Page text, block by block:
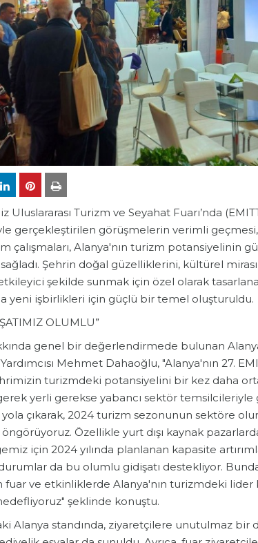
Uluslararası Turizm ve Seyahat Fuarı’nda
gerçekleştirilen görüşmelerin verimli
çalışmaları, Alanya'nın turizm potansiyelinin
Şehrin doğal güzelliklerini, kültürel
etkileyici şekilde sunmak için özel olarak
yeni işbirlikleri için güçlü bir temel oluşturuldu.
OLUMLU”
genel bir değerlendirmede bulunan
Mehmet Dahaoğlu, "Alanya'nın 27.
turizmdeki potansiyelini bir kez daha
yerli gerekse yabancı sektör
çıkarak, 2024 turizm sezonunun sektöre
öngörüyoruz. Özellikle yurt dışı kaynak
için 2024 yılında planlanan kapasite
da bu olumlu gidişatı destekliyor.
fuar ve etkinliklerde Alanya'nın turizmdeki
şeklinde konuştu.
Alanya standında, ziyaretçilere unutulmaz bir